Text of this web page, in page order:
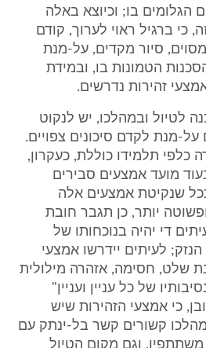
הגלומים בו; וכיוצא באלה
כי ברגיל ראוי לערוך, קודם
סיור מקדים, על-מנת
הטמונות בו, ובמידת
זהירות נדרשים.
לטיול ובמהלכו, יש לנקוט
על-מנת לקדם סיכונים צפויים.
כלפי תלמידו כוללת, כעקרון,
מועד אמצעים סבירים
שנקיטת אמצעים אלה
יותר, כן תגבר חובת
די יהיה בנוכחותו של
לעיתים יידרשו אמצעי
שלט, חסימה, אזהרה מילולית
של כל עניין ועניין"
כי אמצעי הזהירות שיש
קשורים קשר בל-ינתק עם
משתתפיו, וגם מקום הטיול